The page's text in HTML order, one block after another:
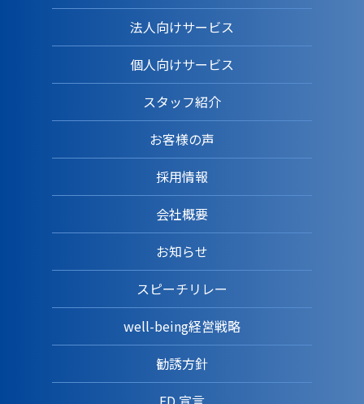
法人向けサービス
個人向けサービス
スタッフ紹介
お客様の声
採用情報
会社概要
お知らせ
スピーチリレー
well-being経営戦略
勧誘方針